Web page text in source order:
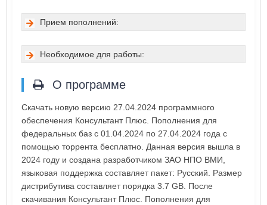
Прием пополнений:
Необходимое для работы:
О программе
Скачать новую версию 27.04.2024 программного
обеспечения Консультант Плюс. Пополнения для
федеральных баз с 01.04.2024 по 27.04.2024 года с
помощью торрента бесплатно. Данная версия вышла в
2024 году и создана разработчиком ЗАО НПО ВМИ,
языковая поддержка составляет пакет: Русский. Размер
дистрибутива составляет порядка 3.7 GB. После
скачивания Консультант Плюс. Пополнения для